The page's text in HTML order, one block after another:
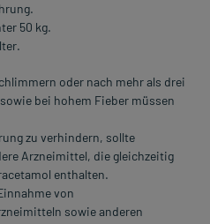
50 kg.
oder nach mehr als drei
bei hohem Fieber müssen
zu verhindern, sollte
Arzneimittel, die gleichzeitig
enthalten.
von
sowie anderen